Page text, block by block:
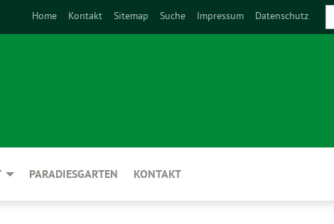
Home Kontakt Sitemap Suche Impressum Datenschutz
PARADIESGARTEN KONTAKT